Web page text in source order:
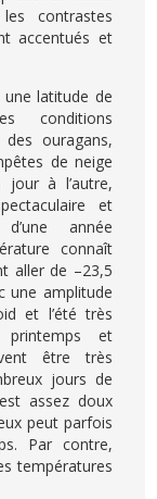
contrastes
accentués et
latitude de
conditions
ouragans,
de neige
jour à l’autre,
et
année
connaît
aller de –23,5
une amplitude
et l’été très
printemps et
être très
jours de
assez doux
peut parfois
Par contre,
températures